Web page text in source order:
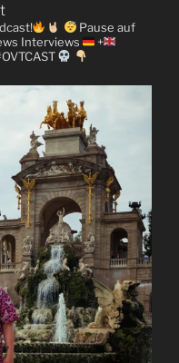
Pause auf
Interviews
+